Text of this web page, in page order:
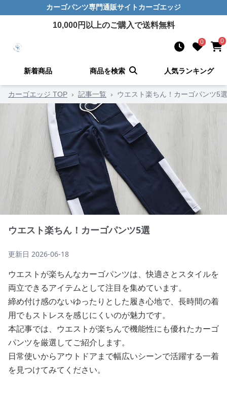
カーゴパンツ専門通販サイト カーゴエッジ
10,000円以上のご購入で送料無料
0 0
新着商品 商品を検索 人気ランキング
カーゴエッジ TOP › 記事一覧 › ウエスト楽ちん！カーゴパンツ5選
ウエスト楽ちん！カーゴパンツ5選
更新日 2026-06-18
ウエストが楽ちんなカーゴパンツは、快適さとスタイルを
両立できるアイテムとして注目を集めています。
締め付け感のないゆったりとした履き心地で、長時間の着
用でもストレスを感じにくいのが魅力です。
本記事では、ウエストが楽ちんで機能性にも優れたカーゴ
パンツを厳選してご紹介します。
日常使いからアウトドアまで幅広いシーンで活躍する一着
を見つけてみてください。